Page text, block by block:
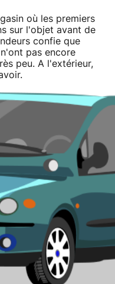
où les premiers
sur l'objet avant de
confie que
pas encore
peu. A l'extérieur,